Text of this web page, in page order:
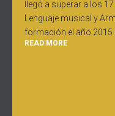
llegó a superar a los
Lenguaje musical y
formación el año 2015
READ MORE